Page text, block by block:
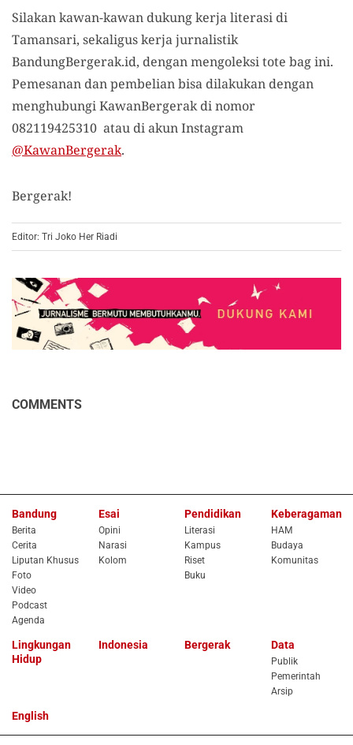
Silakan kawan-kawan dukung kerja literasi di
Tamansari, sekaligus kerja jurnalistik
BandungBergerak.id, dengan mengoleksi tote bag ini.
Pemesanan dan pembelian bisa dilakukan dengan
menghubungi KawanBergerak di nomor
082119425310 atau di akun Instagram
@KawanBergerak.
Bergerak!
Editor: Tri Joko Her Riadi
COMMENTS
Bandung
Berita
Cerita
Liputan Khusus
Foto
Video
Podcast
Agenda
Esai
Opini
Narasi
Kolom
Pendidikan
Literasi
Kampus
Riset
Buku
Keberagaman
HAM
Budaya
Komunitas
Lingkungan
Hidup
Indonesia Bergerak Data
Publik
Pemerintah
Arsip
English